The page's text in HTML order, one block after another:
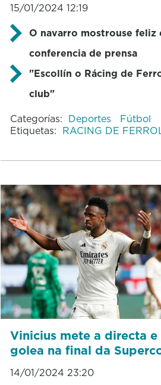
15/01/2024 12:19
O navarro mostrouse feliz
conferencia de prensa
"Escollín o Rácing de
club"
Categorías: Deportes
Fútbol
Etiquetas: RACING DE
Vinicius mete a directa
golea na final da
14/01/2024 23:20